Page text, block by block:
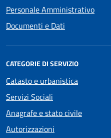
Personale Amministrativo
Documenti e Dati
CATEGORIE DI SERVIZIO
Catasto e urbanistica
Servizi Sociali
Anagrafe e stato civile
Autorizzazioni